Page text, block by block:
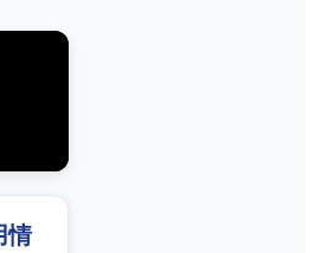
情